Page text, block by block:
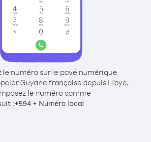
le numéro sur le pavé numérique
Guyane française depuis Libye,
le numéro comme
:+594+ Numéro local